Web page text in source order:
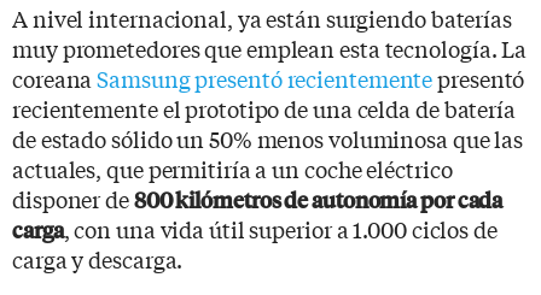
A nivel internacional, ya están surgiendo baterías
muy prometedores que emplean esta tecnología. La
coreanaSamsung presentó recientementepresentó
recientemente el prototipo de una celda de batería
de estado sólido un 50% menos voluminosa que las
actuales, que permitiría a un coche eléctrico
disponer de800 kilómetros de autonomía por cada
carga, con una vida útil superior a 1.000 ciclos de
carga y descarga.